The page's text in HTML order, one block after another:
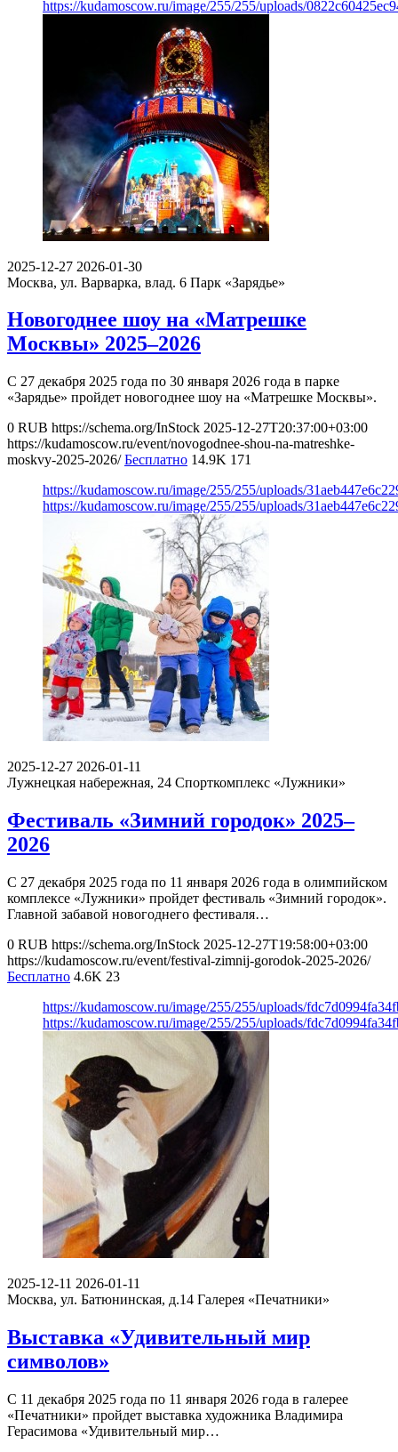
https://kudamoscow.ru/image/255/255/uploads/
2025-12-27 2026-01-30
Москва, ул. Варварка, влад. 6 Парк «Зарядье»
Новогоднее шоу на «Матрешке
Москвы» 2025–2026
С 27 декабря 2025 года по 30 января 2026 года в парке
«Зарядье» пройдет новогоднее шоу на «Матрешке Москвы».
0 RUB https://schema.org/InStock 2025-12-27T20:37:00+03:00
https://kudamoscow.ru/event/novogodnee-shou-na-matreshke-
moskvy-2025-2026/ Бесплатно 14.9K 171
https://kudamoscow.ru/image/255/255/uploads/
https://kudamoscow.ru/image/255/255/uploads/
2025-12-27 2026-01-11
Лужнецкая набережная, 24 Спорткомплекс «Лужники»
Фестиваль «Зимний городок» 2025–
2026
С 27 декабря 2025 года по 11 января 2026 года в олимпийском
комплексе «Лужники» пройдет фестиваль «Зимний городок».
Главной забавой новогоднего фестиваля…
0 RUB https://schema.org/InStock 2025-12-27T19:58:00+03:00
https://kudamoscow.ru/event/festival-zimnij-gorodok-2025-2026/
Бесплатно 4.6K 23
https://kudamoscow.ru/image/255/255/uploads/
https://kudamoscow.ru/image/255/255/uploads/
2025-12-11 2026-01-11
Москва, ул. Батюнинская, д.14 Галерея «Печатники»
Выставка «Удивительный мир
символов»
С 11 декабря 2025 года по 11 января 2026 года в галерее
«Печатники» пройдет выставка художника Владимира
Герасимова «Удивительный мир…